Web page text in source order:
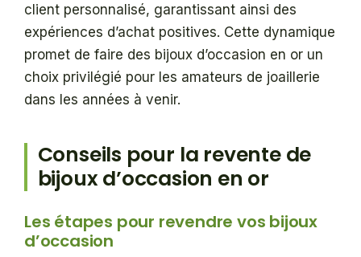
client personnalisé, garantissant ainsi des
expériences d’achat positives. Cette dynamique
promet de faire des bijoux d’occasion en or un
choix privilégié pour les amateurs de joaillerie
dans les années à venir.
Conseils pour la revente de
bijoux d’occasion en or
Les étapes pour revendre vos bijoux
d’occasion